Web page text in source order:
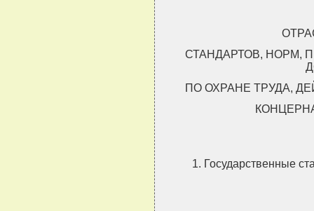
СТАНДАРТОВ, НОРМ,
ПО ОХРАНЕ ТРУДА,
1. Государственные